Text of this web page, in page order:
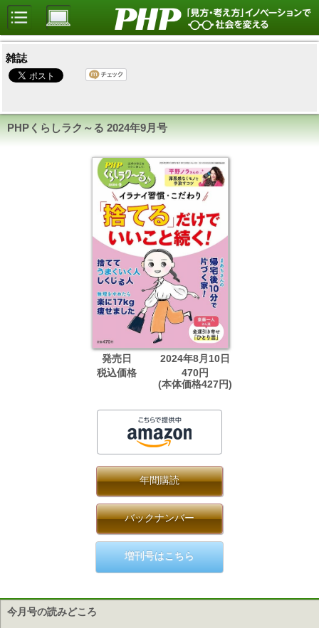
雑誌
PHPくらしラク～る 2024年9月号
発売日
2024年8月10日
税込価格
470円
(本体価格427円)
年間購読
バックナンバー
増刊号はこちら
今月号の読みどころ